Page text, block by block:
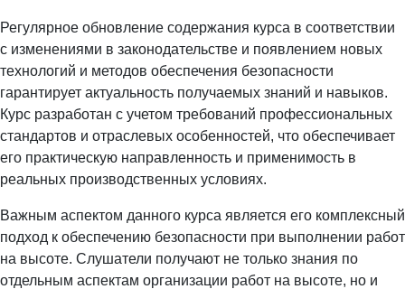
Регулярное обновление содержания курса в соответствии
с изменениями в законодательстве и появлением новых
технологий и методов обеспечения безопасности
гарантирует актуальность получаемых знаний и навыков.
Курс разработан с учетом требований профессиональных
стандартов и отраслевых особенностей, что обеспечивает
его практическую направленность и применимость в
реальных производственных условиях.
Важным аспектом данного курса является его комплексный
подход к обеспечению безопасности при выполнении работ
на высоте. Слушатели получают не только знания по
отдельным аспектам организации работ на высоте, но и